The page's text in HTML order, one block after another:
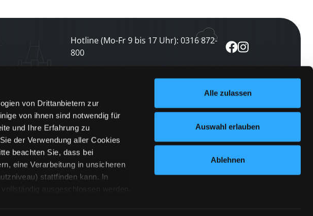
von Drittanbietern zur
von ihnen sind notwendig für
und Ihre Erfahrung zu
der Verwendung aller Cookies
beachten Sie, dass bei
eine Verarbeitung in unsicheren
stattfinden kann. In
ausgeschlossen werden.
Alle zulassen
Auswahl erlauben
Ablehnen
Hotline (Mo-Fr 9 bis 17 Uhr): 0316 872-
800
Newsletter abonnieren
und keine Veranstaltung verpassen
jetzt abonnieren